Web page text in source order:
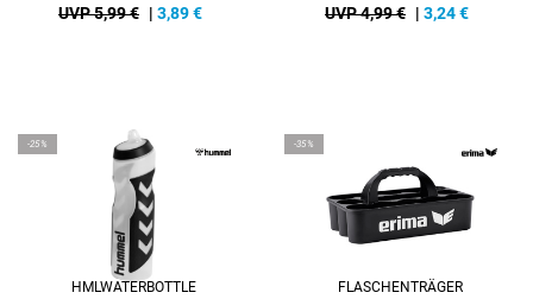
UVP 5,99 € | 3,89€ UVP 4,99 € | 3,24€
-25%
HMLWATERBOTTLE
-35%
FLASCHENTRÄGER